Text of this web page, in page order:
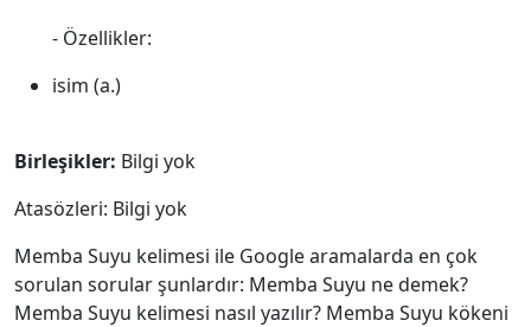
- Özellikler:
isim (a.)
Birleşikler: Bilgi yok
Atasözleri: Bilgi yok
Memba Suyu kelimesi ile Google aramalarda en çok
sorulan sorular şunlardır: Memba Suyu ne demek?
Memba Suyu kelimesi nasıl yazılır? Memba Suyu kökeni